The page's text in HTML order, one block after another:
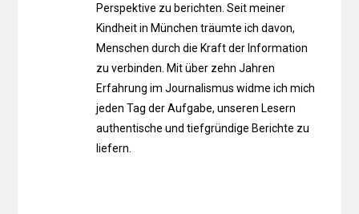
Perspektive zu berichten. Seit meiner
Kindheit in München träumte ich davon,
Menschen durch die Kraft der Information
zu verbinden. Mit über zehn Jahren
Erfahrung im Journalismus widme ich mich
jeden Tag der Aufgabe, unseren Lesern
authentische und tiefgründige Berichte zu
liefern.